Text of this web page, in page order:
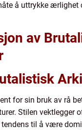
å uttrykke ærlighet
av
for sin bruk av rå
Stilen vektlegger
til å være